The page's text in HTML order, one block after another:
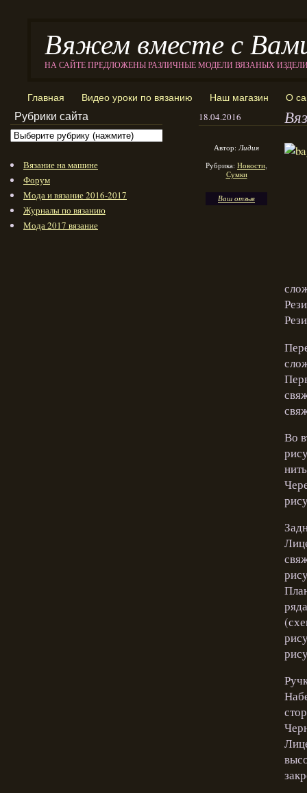
Вяжем вместе с
НА САЙТЕ ПРЕДЛОЖЕНЫ РАЗЛИЧНЫЕ МОДЕЛИ ВЯЗАНЫХ
Главная Видео уроки по вязанию Наш магазин О
18.04.2016
Автор:Лидия
Рубрика: Новости,
Сумки
Ваш отзыв
Во
Рубрики сайта
Вязание на машине
Форум
Мода и вязание 2016-2017
Журналы по вязанию
Мода 2017 вязание